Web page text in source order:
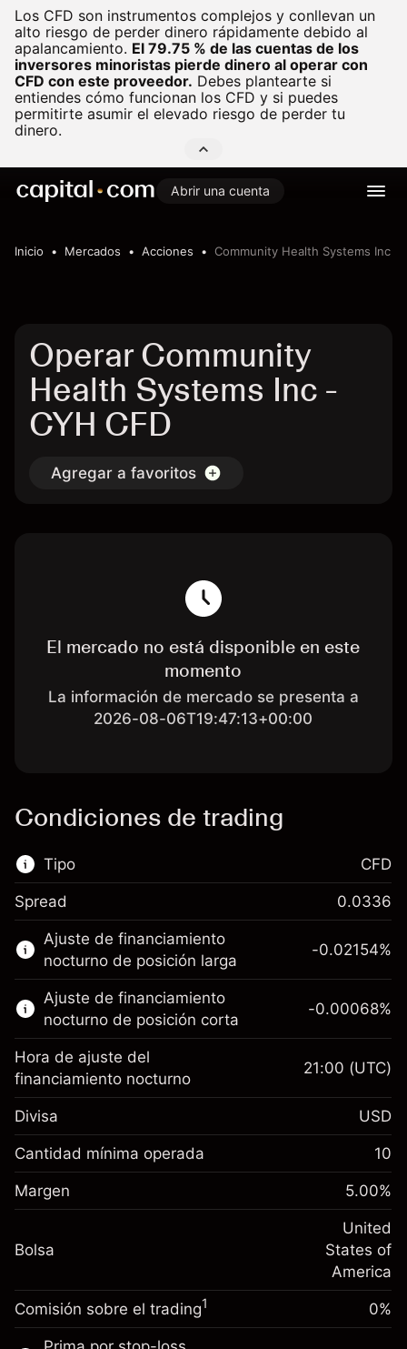
Los CFD son instrumentos complejos y conllevan un
alto riesgo de perder dinero rápidamente debido al
apalancamiento. El 79.75 % de las cuentas de los
inversores minoristas pierde dinero al operar con
CFD con este proveedor. Debes plantearte si
entiendes cómo funcionan los CFD y si puedes
permitirte asumir el elevado riesgo de perder tu
dinero.
Abrir una cuenta
Inicio Mercados Acciones Community Health Systems Inc
Operar Community
Health Systems Inc -
CYH CFD
Agregar a favoritos
El mercado no está disponible en este
momento
La información de mercado se presenta a
2026-08-06T19:47:13+00:00
Condiciones de trading
Tipo
Este mercado financiero está disponible para
hacer trading con CFD.
Obtén más información sobre:
CFD
CFD
Spread 0.0336
Ajuste de financiamiento
nocturno de posición larga
$1,000.00
Ajuste de financiamiento
nocturno
Cargos por el valor total de la
posición
%
(-$4.31)
Tamaño de la operación con apalancamiento
~$20,000.00
$19,000.00
Ir a la plataforma
-0.02154%
Ajuste de financiamiento
nocturno de posición corta
Margen. Tu inversión
$1,000.00
Ajuste de financiamiento
-0.000682
%
(-$0.14)
Tamaño de la operación con apalancamiento
~$20,000.00
Dinero del apalancamiento ~ $
-0.00068%
Hora de ajuste del
financiamiento nocturno
21:00 (UTC)
Divisa USD
Cantidad mínima operada 10
Margen 5.00%
Bolsa
United
States of
America
Comisión sobre el trading1 0%